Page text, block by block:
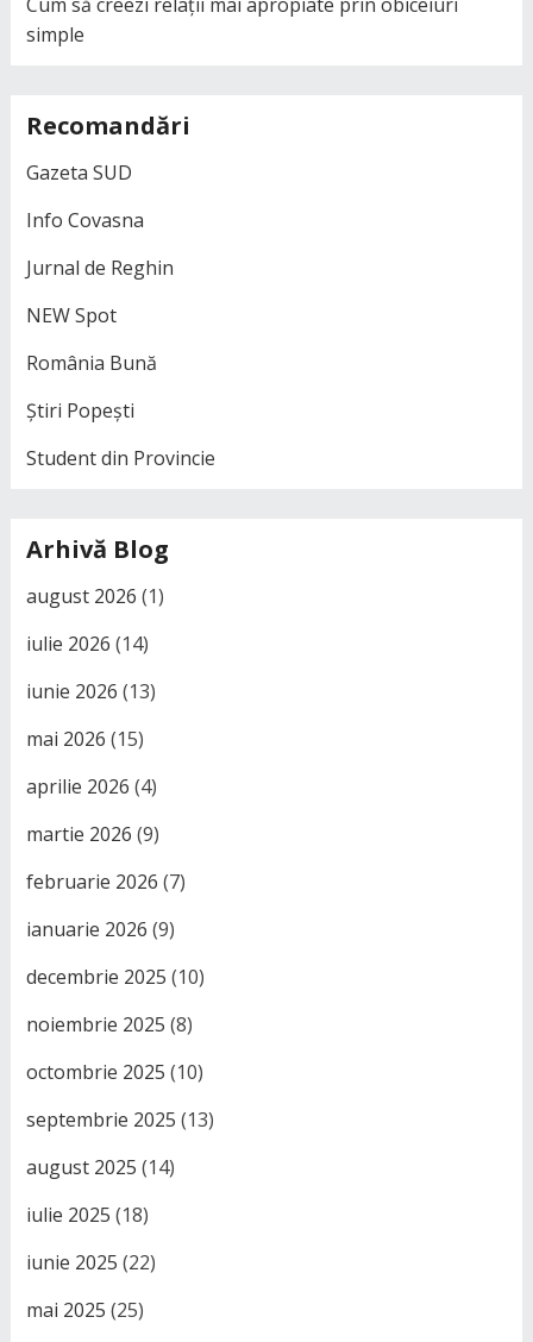
simple
Recomandări
Gazeta SUD
Info Covasna
Jurnal de Reghin
NEW Spot
România Bună
Știri Popești
Student din Provincie
Arhivă Blog
august 2026 (1)
iulie 2026 (14)
iunie 2026 (13)
mai 2026 (15)
aprilie 2026 (4)
martie 2026 (9)
februarie 2026 (7)
ianuarie 2026 (9)
decembrie 2025 (10)
noiembrie 2025 (8)
octombrie 2025 (10)
septembrie 2025 (13)
august 2025 (14)
iulie 2025 (18)
iunie 2025 (22)
mai 2025 (25)